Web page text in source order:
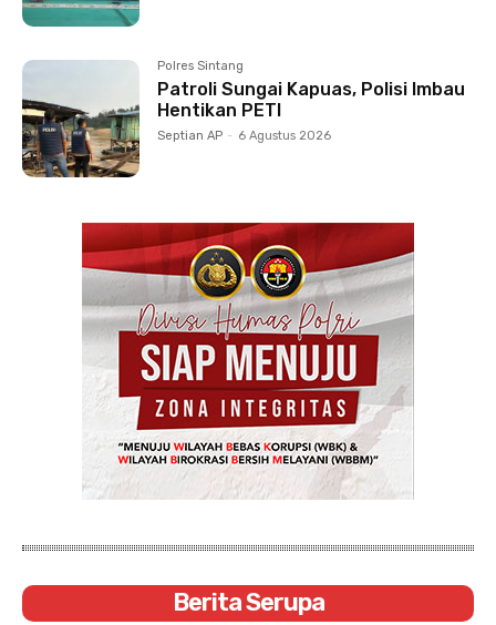
Polres Sintang
Patroli Sungai Kapuas, Polisi Imbau
Hentikan PETI
Septian AP - 6 Agustus 2026
Berita Serupa